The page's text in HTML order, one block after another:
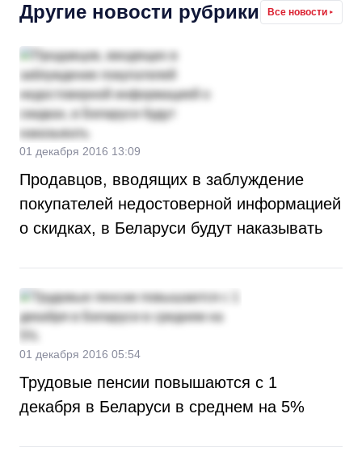
Другие новости рубрики Все новости
01 декабря 2016 13:09
Продавцов, вводящих в заблуждение
покупателей недостоверной информацией
о скидках, в Беларуси будут наказывать
01 декабря 2016 05:54
Трудовые пенсии повышаются с 1
декабря в Беларуси в среднем на 5%